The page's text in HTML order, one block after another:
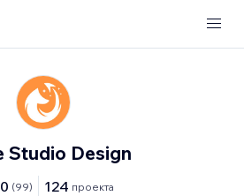
Studio Design
(99) 124 проекта